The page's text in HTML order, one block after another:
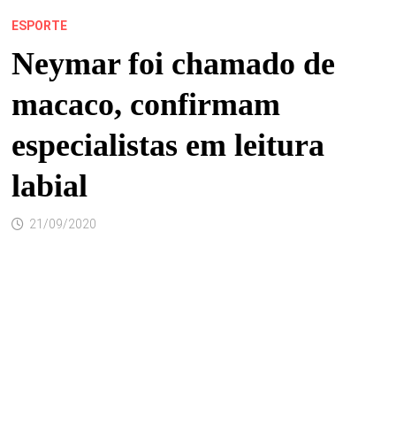
ESPORTE
Neymar foi chamado de
macaco, confirmam
especialistas em leitura
labial
21/09/2020